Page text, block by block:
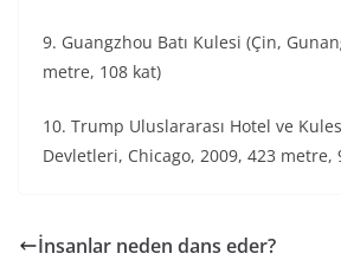
9. Guangzhou Batı Kulesi (Çin,
metre, 108 kat)
10. Trump Uluslararası Hotel ve
Devletleri, Chicago, 2009, 423 metre,
İnsanlar neden dans eder?